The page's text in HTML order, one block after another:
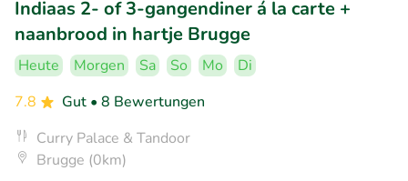
Indiaas 2- of 3-gangendiner á la carte +
naanbrood in hartje Brugge
Heute Morgen Sa So Mo
Di
7.8
Gut • 8 Bewertungen
Curry Palace & Tandoor
Brugge (0km)